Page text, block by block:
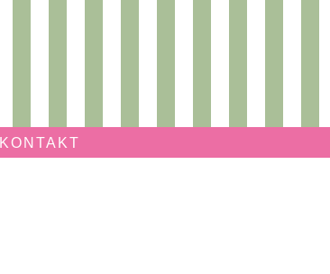
KONTAKT